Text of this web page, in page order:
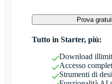
Prova
Tutto in Starter, più:
Download
Accesso
Strumenti di